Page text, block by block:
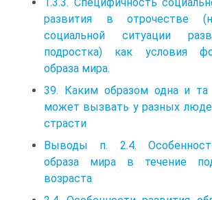
развития в отрочестве
социальной ситуации
подростка) как условия
образа мира.
39. Каким образом одна и
может вызвать у разных
страсти
Выводы п. 2.4.
образа мира в течение
возраста